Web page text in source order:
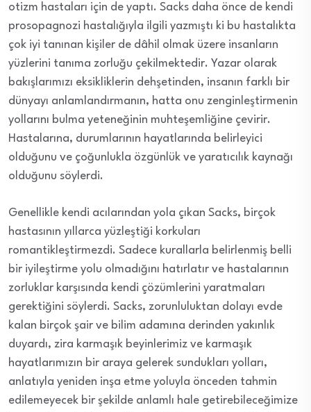
otizm hastaları için de yaptı. Sacks daha önce de kendi
prosopagnozi hastalığıyla ilgili yazmıştı ki bu hastalıkta
çok iyi tanınan kişiler de dâhil olmak üzere insanların
yüzlerini tanıma zorluğu çekilmektedir. Yazar olarak
bakışlarımızı eksikliklerin dehşetinden, insanın farklı bir
dünyayı anlamlandırmanın, hatta onu zenginleştirmenin
yollarını bulma yeteneğinin muhteşemliğine çevirir.
Hastalarına, durumlarının hayatlarında belirleyici
olduğunu ve çoğunlukla özgünlük ve yaratıcılık kaynağı
olduğunu söylerdi.
Genellikle kendi acılarından yola çıkan Sacks, birçok
hastasının yıllarca yüzleştiği korkuları
romantikleştirmezdi. Sadece kurallarla belirlenmiş belli
bir iyileştirme yolu olmadığını hatırlatır ve hastalarının
zorluklar karşısında kendi çözümlerini yaratmaları
gerektiğini söylerdi. Sacks, zorunluluktan dolayı evde
kalan birçok şair ve bilim adamına derinden yakınlık
duyardı, zira karmaşık beyinlerimiz ve karmaşık
hayatlarımızın bir araya gelerek sundukları yolları,
anlatıyla yeniden inşa etme yoluyla önceden tahmin
edilemeyecek bir şekilde anlamlı hale getirebileceğimize